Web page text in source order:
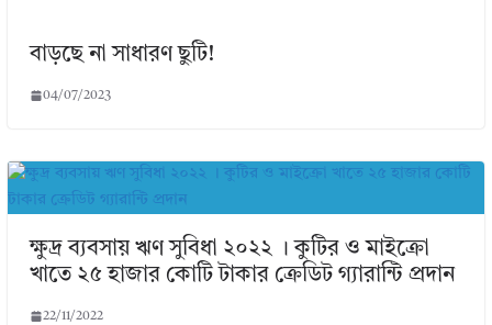
বাড়ছে না সাধারণ ছুটি!
04/07/2023
ক্ষুদ্র ব্যবসায় ঋণ সুবিধা ২০২২ । কুটির ও মাইক্রো
খাতে ২৫ হাজার কোটি টাকার ক্রেডিট গ্যারান্টি প্রদান
22/11/2022